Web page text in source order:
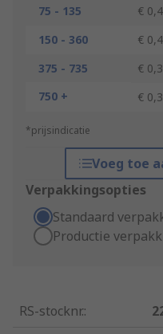
75 - 135
€
150 - 360
€
375 - 735
€
750 +
€
*prijsindicatie
Voeg toe
Verpakkingsopties
Standaard
Productie
RS-stocknr.: